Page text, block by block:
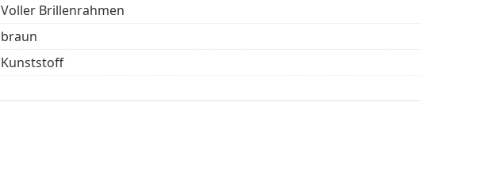
Voller Brillenrahmen
braun
Kunststoff